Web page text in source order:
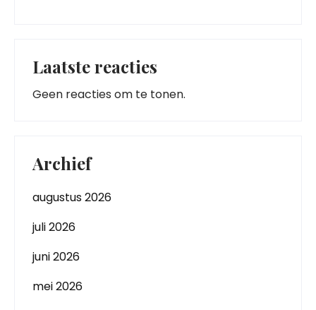
Laatste reacties
Geen reacties om te tonen.
Archief
augustus 2026
juli 2026
juni 2026
mei 2026